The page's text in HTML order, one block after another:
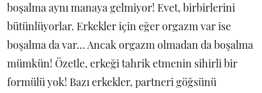
boşalma aynı manaya gelmiyor! Evet, birbirlerini
bütünlüyorlar. Erkekler için eğer orgazm var ise
boşalma da var... Ancak orgazm olmadan da boşalma
mümkün! Özetle, erkeği tahrik etmenin sihirli bir
formülü yok! Bazı erkekler, partneri göğsünü